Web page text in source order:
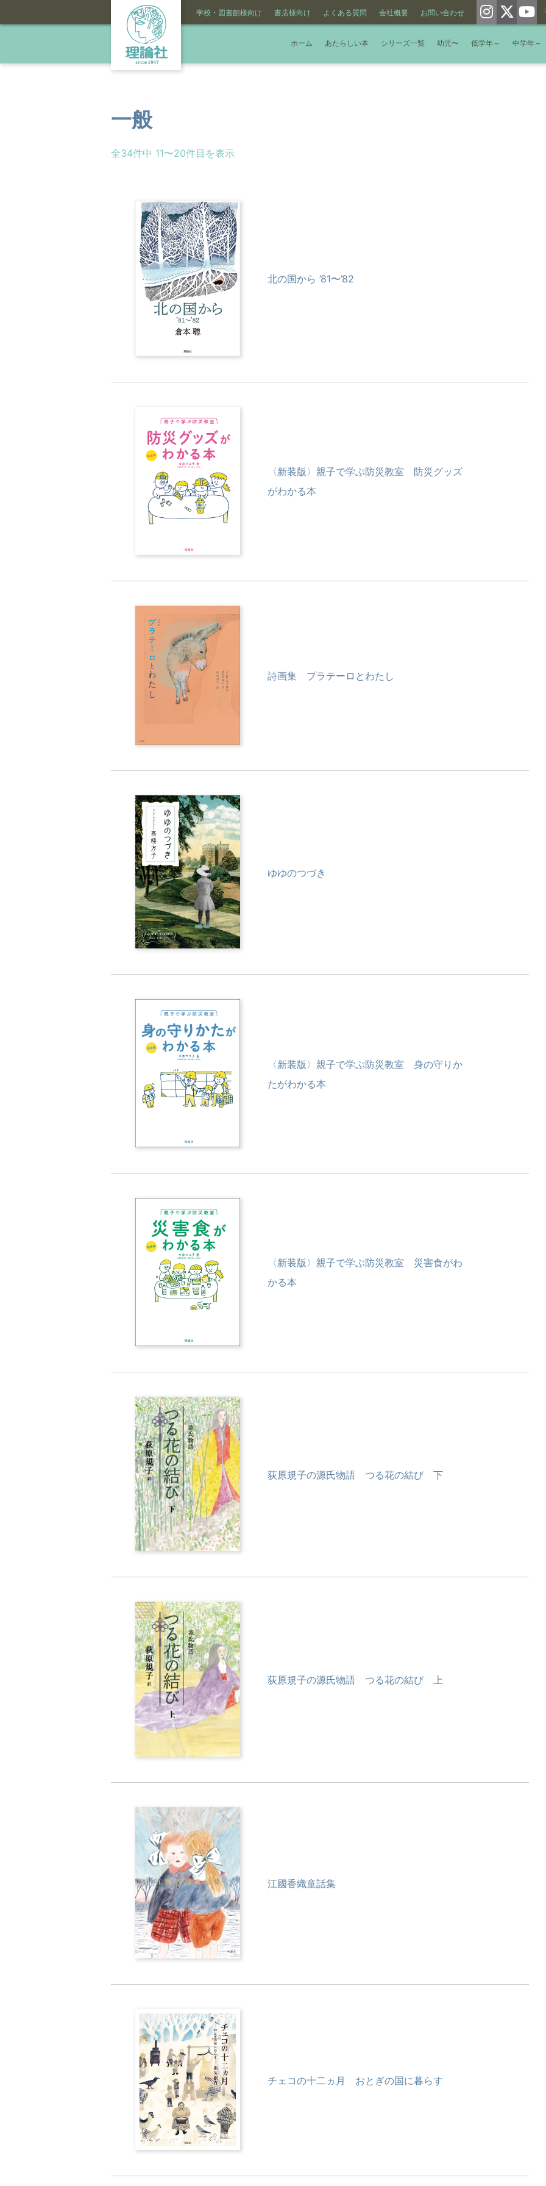
学校・図書館様向け 書店様向け よくある質問 会社概要 お問い合わせ
ホーム あたらしい本 シリーズ一覧 幼児〜 低学年～ 中学年～
一般
全34件中 11〜20件目を表示
北の国から ’81〜’82
〈新装版〉親子で学ぶ防災教室 防災グッズ
がわかる本
詩画集 プラテーロとわたし
ゆゆのつづき
〈新装版〉親子で学ぶ防災教室 身の守りか
たがわかる本
〈新装版〉親子で学ぶ防災教室 災害食がわ
かる本
荻原規子の源氏物語 つる花の結び 下
荻原規子の源氏物語 つる花の結び 上
江國香織童話集
チェコの十二ヵ月 おとぎの国に暮らす